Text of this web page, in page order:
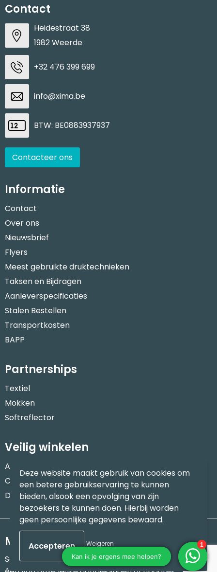
Contact
Heidestraat 38
1982 Weerde
+32 476 399 699
info@xima.be
BTW: BE0883937937
Contacteer ons
Informatie
Contact
Over ons
Nieuwsbrief
Flyers
Meest gebruikte druktechnieken
Taksen en Bijdragen
Aanleverspecificaties
Stalen Bestellen
Transportkosten
BAPP
Partnerships
Textiel
Mokken
Softreflector
Veilig winkelen
Algemene voorwaarden
Cookieverklaring
Disclaimer
Meld je aan voor onze nieuwsbrief
Schrijf je in voor onze nieuwsbrief en mis nooit meer
Deze website maakt gebruik van cookies om
een betere gebruikservaring te kunnen
bieden, alsook een opvolging van zijn
bezoekers te kunnen doen. Hierbij worden
geen persoonlijke gegevens bewaard.
Weigeren